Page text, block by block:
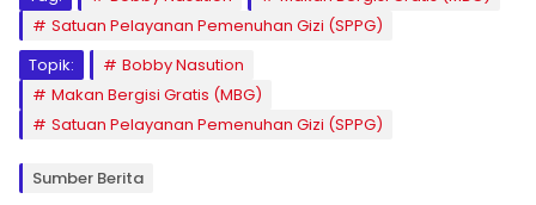
Satuan Pelayanan Pemenuhan Gizi (SPPG)
Topik:
Bobby Nasution
Makan Bergisi Gratis (MBG)
Satuan Pelayanan Pemenuhan Gizi (SPPG)
Sumber Berita